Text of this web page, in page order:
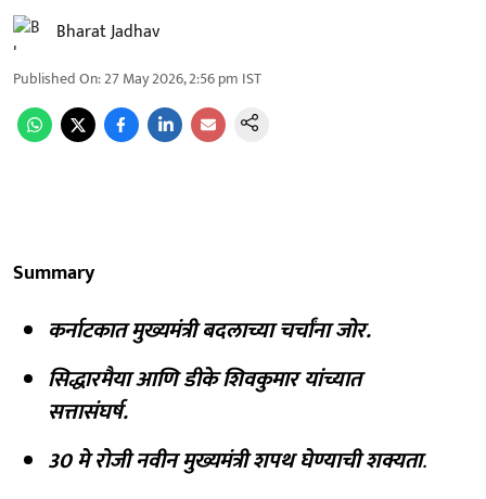
Bharat Jadhav
Published On:27 May 2026, 2:56 pm IST
Summary
कर्नाटकात मुख्यमंत्री बदलाच्या चर्चांना जोर.
सिद्धारमैया आणि डीके शिवकुमार यांच्यात
सत्तासंघर्ष.
30 मे रोजी नवीन मुख्यमंत्री शपथ घेण्याची शक्यता.